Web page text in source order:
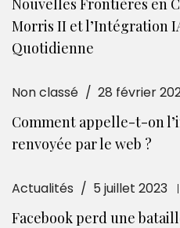
Morris II et l’Intégration
Quotidienne
Non classé 28 février
Comment appelle-t-on
renvoyée par le web ?
Actualités 5 juillet 2023
Facebook perd une